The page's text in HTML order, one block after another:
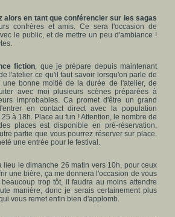
alors en tant que conférencier sur les sagas
confrères et amis. Ce sera l'occasion de
le public, et de mettre un peu d'ambiance !
fiction, que je prépare depuis maintenant
l'atelier ce qu'il faut savoir lorsqu'on parle de
bonne moitié de la durée de l'atelier, de
avec moi plusieurs scènes préparées à
improbables. Ca promet d'être un grand
en contact direct avec la population
à 18h. Place au fun ! Attention, le nombre de
places est disponible en pré-réservation,
partie que vous pourrez réserver sur place.
une entrée pour le festival.
lieu le dimanche 26 matin vers 10h, pour ceux
une bière, ça me donnera l'occasion de vous
trop tôt, il faudra au moins attendre
manière, donc je serais certainement plus
vous remet enfin bien d'applomb.